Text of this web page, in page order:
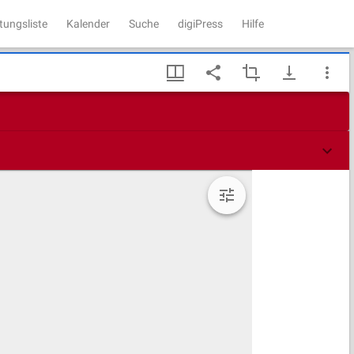
Kalender Suche digiPress Hilfe